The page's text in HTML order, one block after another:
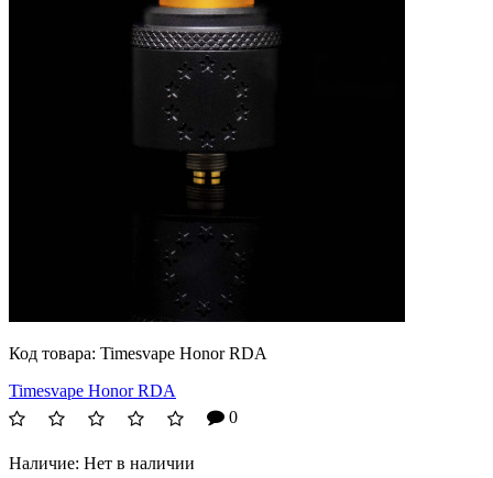
Код товара: Timesvape Honor RDA
Timesvape Honor RDA
0
Наличие: Нет в наличии